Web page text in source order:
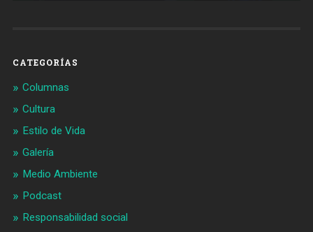
CATEGORÍAS
Columnas
Cultura
Estilo de Vida
Galería
Medio Ambiente
Podcast
Responsabilidad social